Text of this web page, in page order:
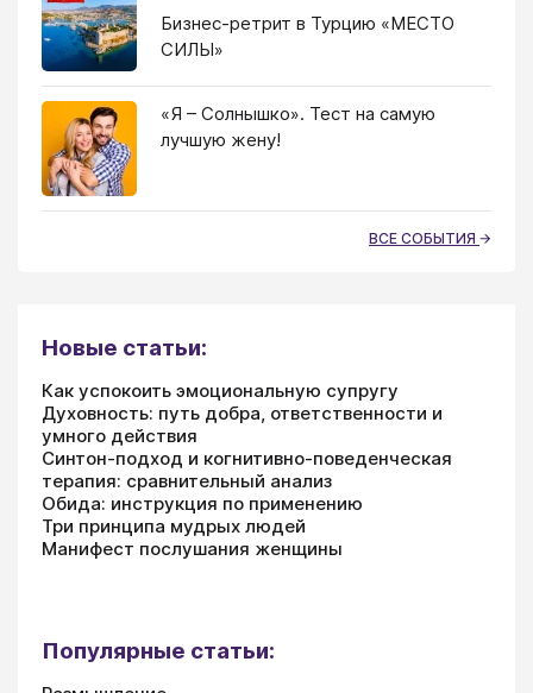
Бизнес-ретрит в Турцию «МЕСТО
СИЛЫ»
«Я – Солнышко». Тест на самую
лучшую жену!
ВСЕ СОБЫТИЯ
Новые статьи:
Как успокоить эмоциональную супругу
Духовность: путь добра, ответственности и
умного действия
Синтон-подход и когнитивно-поведенческая
терапия: сравнительный анализ
Обида: инструкция по применению
Три принципа мудрых людей
Манифест послушания женщины
Популярные статьи: